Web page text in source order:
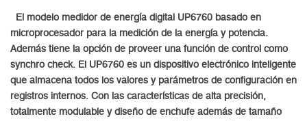
El modelo medidor de energía digital UP6760 basado en
microprocesador para la medición de la energía y potencia.
Además tiene la opción de proveer una función de control como
synchro check. El UP6760 es un dispositivo electrónico inteligente
que almacena todos los valores y parámetros de configuración en
registros internos. Con las características de alta precisión,
totalmente modulable y diseño de enchufe además de tamaño